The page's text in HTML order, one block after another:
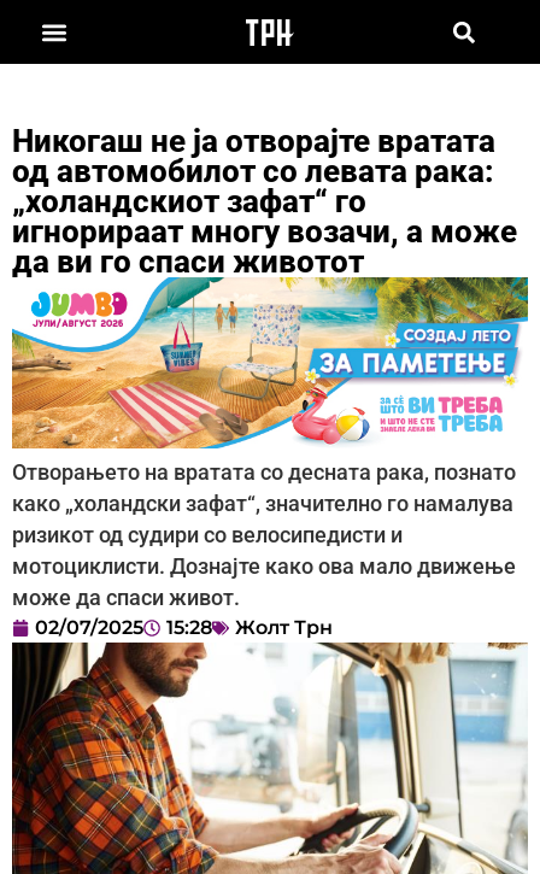
Никогаш не ја отворајте вратата
од автомобилот со левата рака:
„холандскиот зафат“ го
игнорираат многу возачи, а може
да ви го спаси животот
Отворањето на вратата со десната рака, познато
како „холандски зафат“, значително го намалува
ризикот од судири со велосипедисти и
мотоциклисти. Дознајте како ова мало движење
може да спаси живот.
02/07/2025 15:28 Жолт Трн